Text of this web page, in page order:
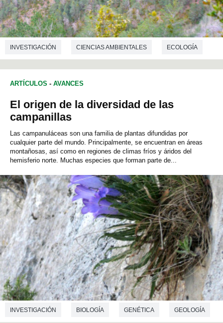
INVESTIGACIÓN CIENCIAS AMBIENTALES ECOLOGÍA
ARTÍCULOS - AVANCES
El origen de la diversidad de las
campanillas
Las campanuláceas son una familia de plantas difundidas por
cualquier parte del mundo. Principalmente, se encuentran en áreas
montañosas, así como en regiones de climas fríos y áridos del
hemisferio norte. Muchas especies que forman parte de...
INVESTIGACIÓN BIOLOGÍA GENÉTICA GEOLOGÍA